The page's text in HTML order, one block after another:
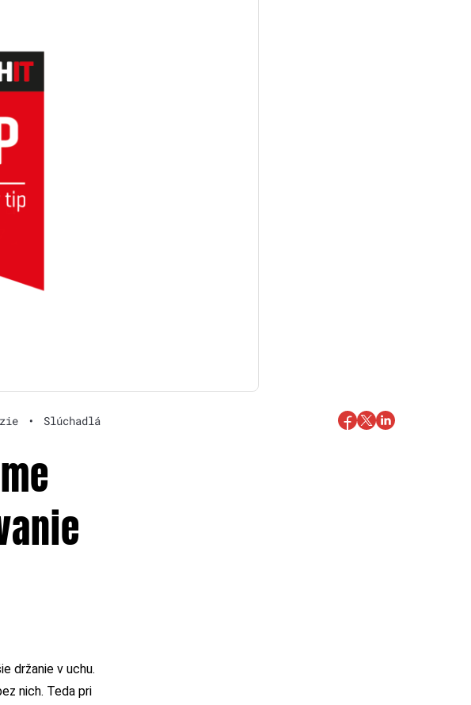
• Slúchadlá
držanie v uchu.
nich. Teda pri